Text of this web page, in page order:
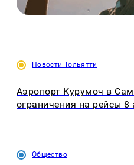
Новости Тольятти
Аэропорт Курумоч в
ограничения на рейсы 8
Общество